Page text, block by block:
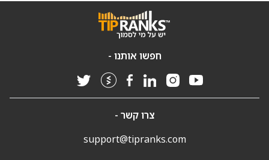
חפשו אותנו -
צרו קשר -
support@tipranks.com